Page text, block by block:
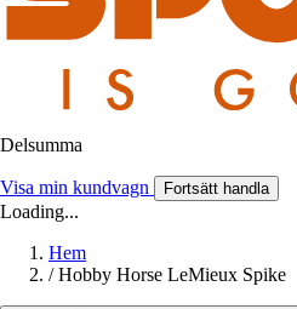
Delsumma
Visa min kundvagn Fortsätt handla
Loading...
Hem
/ Hobby Horse LeMieux Spike